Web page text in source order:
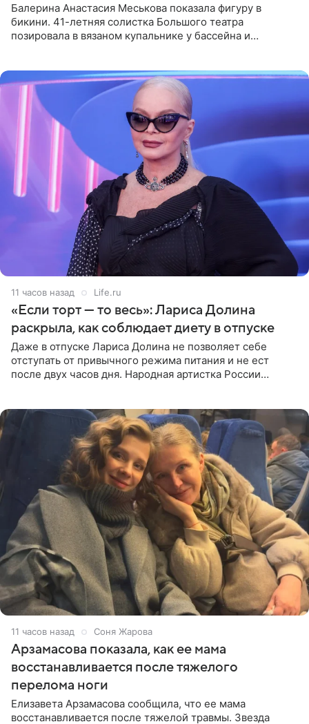
Балерина Анастасия Меськова показала фигуру в
бикини. 41-летняя солистка Большого театра
позировала в вязаном купальнике у бассейна и
11 часов назад Life.ru
«Если торт — то весь»: Лариса Долина
раскрыла, как соблюдает диету в отпуске
Даже в отпуске Лариса Долина не позволяет себе
отступать от привычного режима питания и не ест
после двух часов дня. Народная артистка России
11 часов назад Соня Жарова
Арзамасова показала, как ее мама
восстанавливается после тяжелого
перелома ноги
Елизавета Арзамасова сообщила, что ее мама
восстанавливается после тяжелой травмы. Звезда